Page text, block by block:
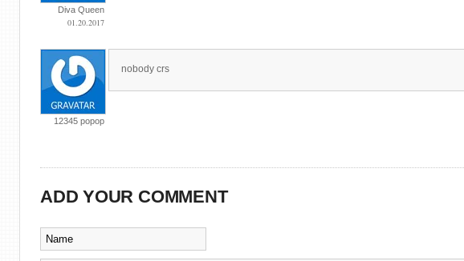
Diva Queen
01.20.2017
12345 popop
nobody crs
ADD YOUR COMMENT